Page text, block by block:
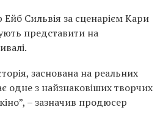
Сильвія за сценарієм Кари
представити на
заснована на реальних
одне з найзнаковіших творчих
– зазначив продюсер